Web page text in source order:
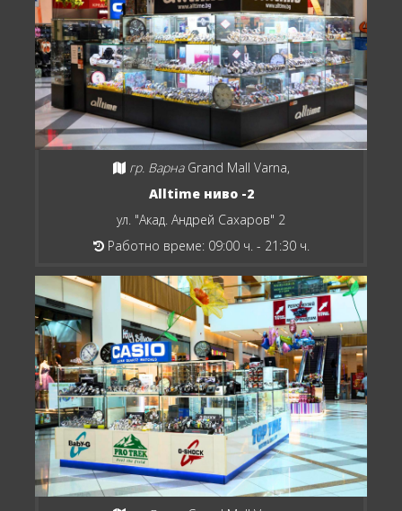
гр. Варна Grand Mall Varna,
Alltime ниво -2
ул. "Акад. Андрей Сахаров" 2
Работно време: 09:00 ч. - 21:30 ч.